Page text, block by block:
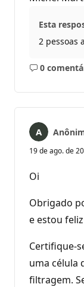
Esta
2 pessoas
0
Sem
19 de ago. de
Oi
Obrigado
e estou
Certifique-
uma célula
filtragem.